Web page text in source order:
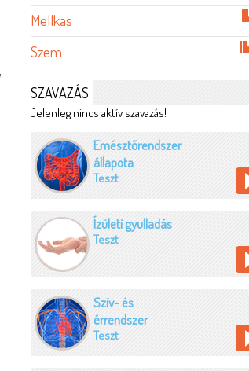
Mellkas
Szem
SZAVAZÁS
Jelenleg nincs aktív szavazás!
Emésztőrendszer
állapota
Teszt
Ízületi gyulladás
Teszt
Szív- és
érrendszer
Teszt